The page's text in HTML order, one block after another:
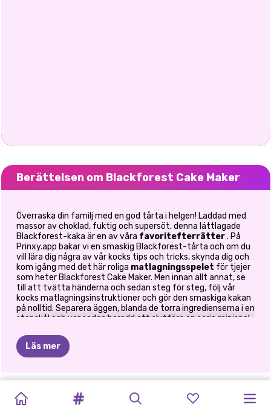
Berättelsen om Blackforest Cake Maker
Överraska din familj med en god tårta i helgen! Laddad med
massor av choklad, fuktig och supersöt, denna lättlagade
Blackforest-kaka är en av våra favoritefterrätter. På
Prinxy.app bakar vi en smaskig Blackforest-tårta och om du
vill lära dig några av vår kocks tips och tricks, skynda dig och
kom igång med det här roliga matlagningsspelet för tjejer
som heter Blackforest Cake Maker. Men innan allt annat, se
till att tvätta händerna och sedan steg för steg, följ vår
kocks matlagningsinstruktioner och gör den smaskiga kakan
på nolltid. Separera äggen, blanda de torra ingredienserna i en
stor skål och var sedan beredd att slutföra en serie minispel
enligt anvisningarna och dekorera den sedan som du vill med
glasyr, vispgrädde, praliner och färska körsbär. Ha det så kul
när du spelar matlagningsspel online på Prinxy.app!
Läs mer
PÅSK
NYÅR
HASSEL
OCH
PRINCESS
NYÅRSAFTON
BFFS
VINTERLOV
THANKSGIVING
HEJ
MELLO
MATLAGNING
SUPERHJÄLTE